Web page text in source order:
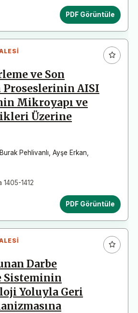
PDF Görüntüle
ve Son
Proseslerinin AISI
Mikroyapı ve
Üzerine
Burak Pehlivanlı Ayşe Erkan
1405-1412
PDF Görüntüle
Darbe
Sisteminin
Yoluyla Geri